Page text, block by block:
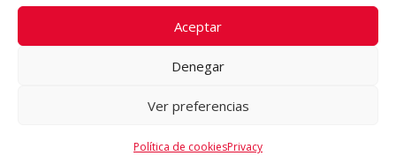
Aceptar
Denegar
Ver preferencias
Política de cookiesPrivacy